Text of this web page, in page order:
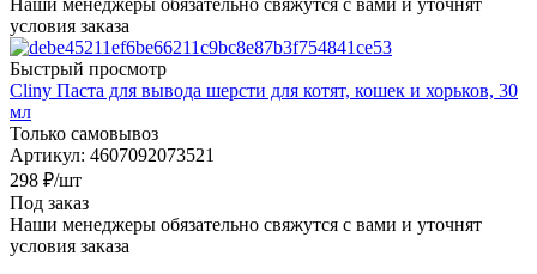
условия заказа
Быстрый просмотр
Cliny Паста для вывода шерсти для котят, кошек и хорьков, 30
мл
Только самовывоз
Артикул: 4607092073521
298 ₽/шт
Под заказ
Наши менеджеры обязательно свяжутся с вами и уточнят
условия заказа